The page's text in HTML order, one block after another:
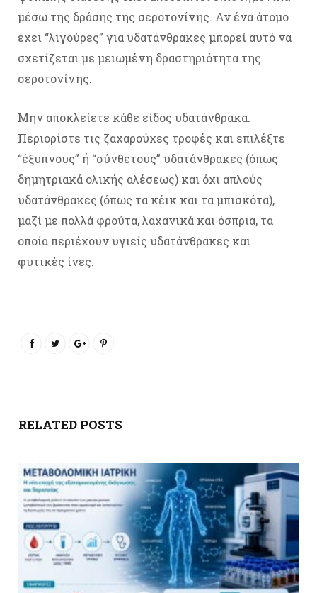
μέσω της δράσης της σεροτονίνης. Αν ένα άτομο
έχει “λιγούρες” για υδατάνθρακες μπορεί αυτό να
σχετίζεται με μειωμένη δραστηριότητα της
σεροτονίνης.
Μην αποκλείετε κάθε είδος υδατάνθρακα.
Περιορίστε τις ζαχαρούχες τροφές και επιλέξτε
“έξυπνους” ή “σύνθετους” υδατάνθρακες (όπως
δημητριακά ολικής αλέσεως) και όχι απλούς
υδατάνθρακες (όπως τα κέικ και τα μπισκότα),
μαζί με πολλά φρούτα, λαχανικά και όσπρια, τα
οποία περιέχουν υγιείς υδατάνθρακες και
φυτικές ίνες.
RELATED POSTS